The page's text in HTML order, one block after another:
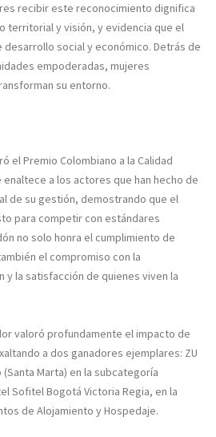
recibir este reconocimiento dignifica
territorial y visión, y evidencia que el
social y económico. Detrás de
empoderadas, mujeres
su entorno.
el Premio Colombiano a la Calidad
a los actores que han hecho de
de su gestión, demostrando que el
para competir con estándares
no solo honra el cumplimiento de
el compromiso con la
y la satisfacción de quienes viven la
valoró profundamente el impacto de
a dos ganadores ejemplares: ZU
Marta) en la subcategoría
Sofitel Bogotá Victoria Regia, en la
de Alojamiento y Hospedaje.